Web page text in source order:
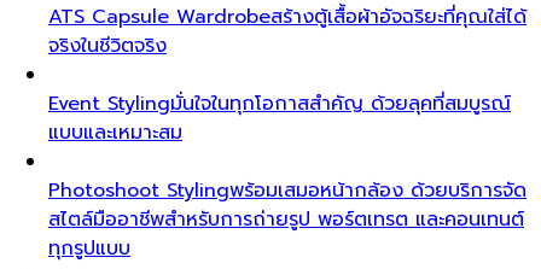
ATS Capsule Wardrobeสร้างตู้เสื้อผ้าอัจฉริยะที่คุณใส่ได้
จริงในชีวิตจริง
Event Stylingมั่นใจในทุกโอกาสสำคัญ ด้วยลุคที่สมบูรณ์
แบบและเหมาะสม
Photoshoot Stylingพร้อมเสมอหน้ากล้อง ด้วยบริการจัด
สไตล์มืออาชีพสำหรับการถ่ายรูป พอร์ตเทรต และคอนเทนต์
ทุกรูปแบบ